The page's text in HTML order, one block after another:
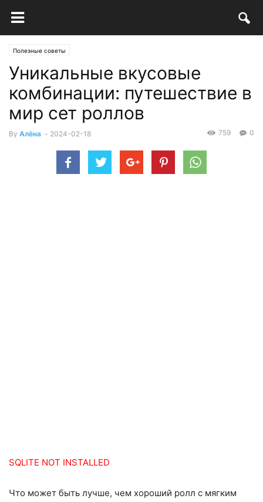
Полезные советы
Уникальные вкусовые
комбинации: путешествие в
мир сет роллов
By Алёна - 2024-02-18 0
759
SQLITE NOT INSTALLED
Что может быть лучше, чем хороший ролл с мягким